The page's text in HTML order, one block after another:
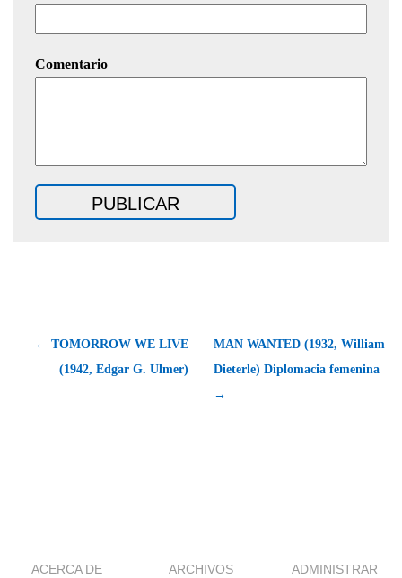
Comentario
← TOMORROW WE LIVE
(1942, Edgar G. Ulmer)
MAN WANTED (1932, William
Dieterle) Diplomacia femenina
→
ACERCA DE ARCHIVOS ADMINISTRAR